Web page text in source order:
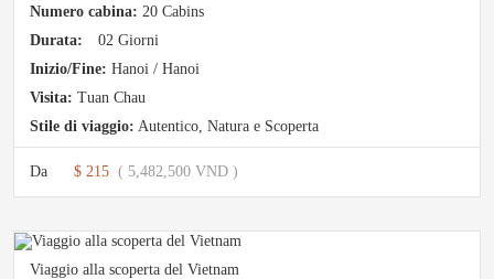
Numero cabina: 20 Cabins
Durata:
02 Giorni
Inizio/Fine: Hanoi / Hanoi
Visita: Tuan Chau
Stile di viaggio: Autentico Natura e Scoperta
Da $ 215 ( 5,482,500 VND )
Viaggio alla scoperta del Vietnam